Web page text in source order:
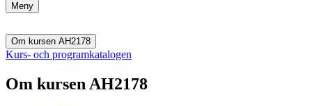
Meny
Om kursen AH2178
Kurs- och programkatalogen
Om kursen AH2178